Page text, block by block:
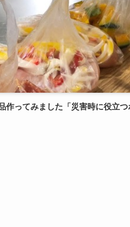
作ってみました「災害時に役立つ